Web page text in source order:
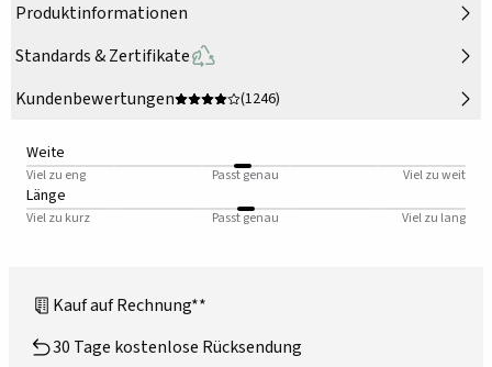
Produktinformationen
Standards & Zertifikate
Kundenbewertungen
(1246)
Weite
Viel zu eng Passt genau Viel zu weit
Länge
Viel zu kurz Passt genau Viel zu lang
Kauf auf Rechnung**
30 Tage kostenlose Rücksendung